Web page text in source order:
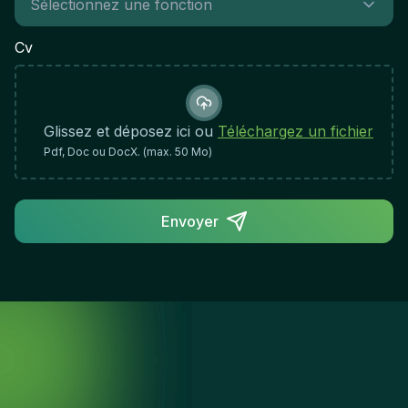
CompetenciesTechnicalStrong expertise in
forecasting. Solid understanding of IFRS, tax
Experience with ERP systems, financial modelling,
and data analysis tools.BehaviouralStrategic
thinker with sound judgement and balanced
financial stakeholders. Trusted, credible leader
with strong stakeholder management and
Cv
Glissez et déposez ici ou Téléchargez un fichier
Pdf, Doc ou DocX. (max. 50 Mo)
Envoyer